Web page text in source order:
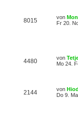
8015 von
Fr 20.
4480 von
Mo 24.
2144 von
Do 9.